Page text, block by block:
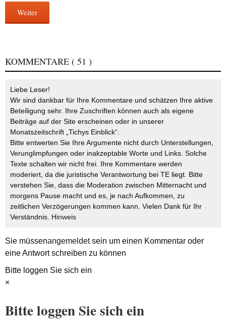
Weiter
KOMMENTARE ( 51 )
Liebe Leser!
Wir sind dankbar für Ihre Kommentare und schätzen Ihre aktive
Beteiligung sehr. Ihre Zuschriften können auch als eigene
Beiträge auf der Site erscheinen oder in unserer
Monatszeitschrift „Tichys Einblick“.
Bitte entwerten Sie Ihre Argumente nicht durch Unterstellungen,
Verunglimpfungen oder inakzeptable Worte und Links. Solche
Texte schalten wir nicht frei. Ihre Kommentare werden
moderiert, da die juristische Verantwortung bei TE liegt. Bitte
verstehen Sie, dass die Moderation zwischen Mitternacht und
morgens Pause macht und es, je nach Aufkommen, zu
zeitlichen Verzögerungen kommen kann. Vielen Dank für Ihr
Verständnis. Hinweis
Sie müssenangemeldetsein um einen Kommentar oder
eine Antwort schreiben zu können
Bitte loggen Sie sich ein
×
Bitte loggen Sie sich ein